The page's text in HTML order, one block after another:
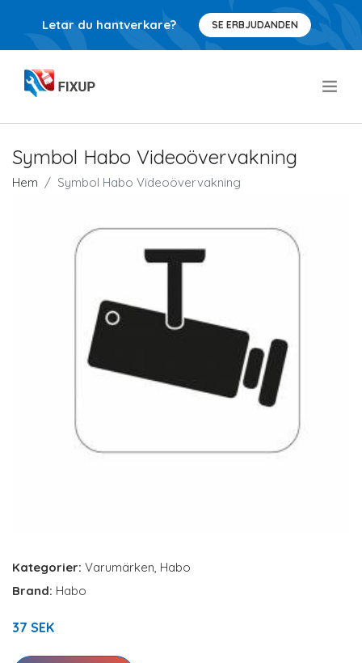
Letar du hantverkare? SE ERBJUDANDEN
Symbol Habo Videoövervakning
Hem Symbol Habo Videoövervakning
Kategorier: Varumärken, Habo
Brand: Habo
37 SEK